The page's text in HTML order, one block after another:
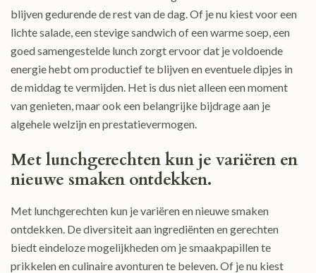
blijven gedurende de rest van de dag. Of je nu kiest voor een
lichte salade, een stevige sandwich of een warme soep, een
goed samengestelde lunch zorgt ervoor dat je voldoende
energie hebt om productief te blijven en eventuele dipjes in
de middag te vermijden. Het is dus niet alleen een moment
van genieten, maar ook een belangrijke bijdrage aan je
algehele welzijn en prestatievermogen.
Met lunchgerechten kun je variëren en
nieuwe smaken ontdekken.
Met lunchgerechten kun je variëren en nieuwe smaken
ontdekken. De diversiteit aan ingrediënten en gerechten
biedt eindeloze mogelijkheden om je smaakpapillen te
prikkelen en culinaire avonturen te beleven. Of je nu kiest